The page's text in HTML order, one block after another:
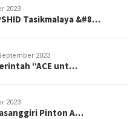
2023
Tasikmalaya &#8…
2023
“ACE unt…
2023
Pinton A…